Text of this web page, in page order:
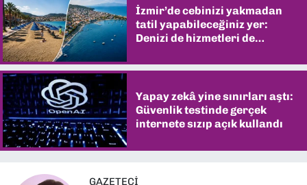
İzmir’de cebinizi yakmadan
tatil yapabileceğiniz yer:
Denizi de hizmetleri de
Yapay zekâ yine sınırları aştı:
Güvenlik testinde gerçek
internete sızıp açık kullandı
GAZETECİ